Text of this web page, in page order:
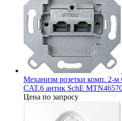
Механизм розетки комп. 2-м
CAT.6 антик SchE
Цена по запросу